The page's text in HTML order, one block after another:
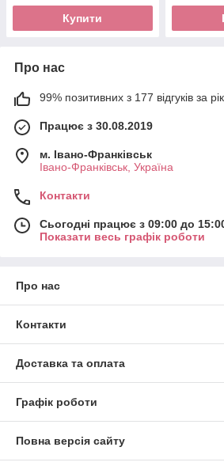
Купити
Про нас
99% позитивних з 177 відгуків за рік
Працює з 30.08.2019
м. Івано-Франківськ
Івано-Франківськ, Україна
Контакти
Сьогодні працює з 09:00 до
Показати весь графік роботи
Про нас
Контакти
Доставка та оплата
Графік роботи
Повна версія сайту